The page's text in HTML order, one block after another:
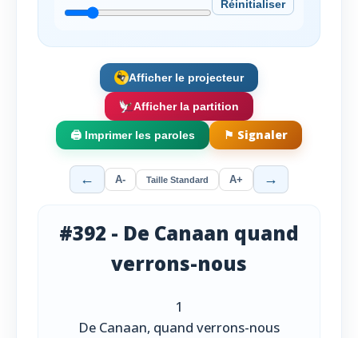
Réinitialiser
Afficher le projecteur
Afficher la partition
🖨️ Imprimer les paroles ⚑ Signaler
← A- Taille Standard A+ →
#392 - De Canaan quand
verrons-nous
1
De Canaan, quand verrons-nous